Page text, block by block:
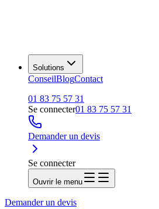
Solutions
ConseilBlogContact
01 83 75 57 31
Se connecter01 83 75 57 31
Demander un devis
Se connecter
Ouvrir le menu
Demander un devis